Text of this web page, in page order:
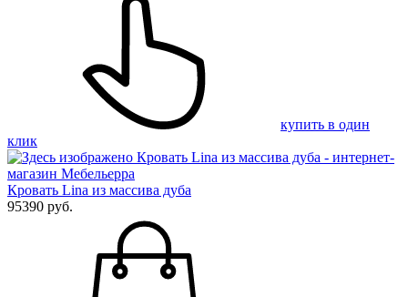
купить в один
клик
Кровать Lina из массива дуба
95390 руб.